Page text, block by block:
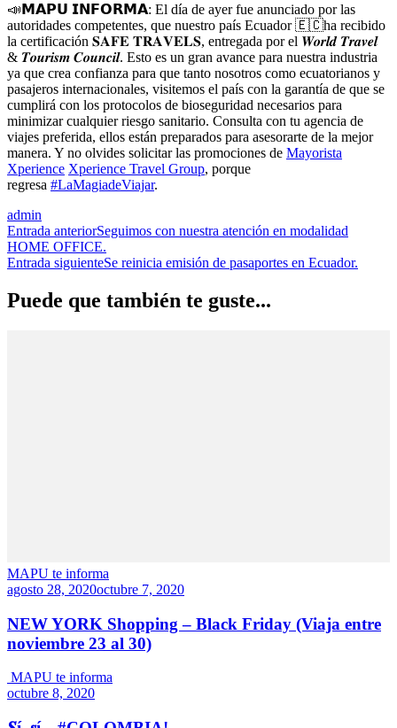
📣 𝗠𝗔𝗣𝗨 𝗜𝗡𝗙𝗢𝗥𝗠𝗔: El día de ayer fue anunciado por las
autoridades competentes, que nuestro país Ecuador🇪🇨ha recibido
la certificación 𝐒𝐀𝐅𝐄 𝐓𝐑𝐀𝐕𝐄𝐋𝐒, entregada por el 𝑾𝒐𝒓𝒍𝒅 𝑻𝒓𝒂𝒗𝒆𝒍
& 𝑻𝒐𝒖𝒓𝒊𝒔𝒎 𝑪𝒐𝒖𝒏𝒄𝒊𝒍. Esto es un gran avance para nuestra industria
ya que crea confianza para que tanto nosotros como ecuatorianos y
pasajeros internacionales, visitemos el país con la garantía de que se
cumplirá con los protocolos de bioseguridad necesarios para
minimizar cualquier riesgo sanitario. Consulta con tu agencia de
viajes preferida, ellos están preparados para asesorarte de la mejor
manera. Y no olvides solicitar las promociones de Mayorista
Xperience Xperience Travel Group, porque
regresa #LaMagiadeViajar.
admin
Navegación
de
entradas
Entrada anteriorSeguimos con nuestra atención en modalidad
HOME OFFICE.
Entrada siguienteSe reinicia emisión de pasaportes en Ecuador.
Puede que también te guste...
MAPU te informa
agosto 28, 2020octubre 7, 2020
NEW YORK Shopping – Black Friday (Viaja entre
noviembre 23 al 30)
MAPU te informa
octubre 8, 2020